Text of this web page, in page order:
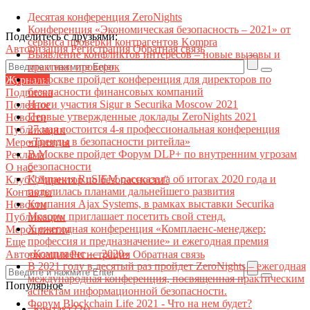
Поделитесь с друзьями:
АвторизацияРегистрацияОбратная связь
Журналы
Подписка
Полезное
Новости
Публикации
Мероприятия
Реклама
О нас
Клуб "Директор по безопасности"
Контакты
Новости
Публикации
Мероприятия
Еще
АвторизацияРегистрация Обратная связь
Популярное
Десятая конференция ZeroNights
Конференция «Экономическая безопасность – 2021» от
сервиса проверки контрагентов Kompra
Выявление конфликтов интересов – новые вызовы и
практики проверок
В Москве пройдет конференция для директоров по
безопасности финансовых компаний
Итоги участия Sigur в Securika Moscow 2021
Первые утвержденные доклады ZeroNights 2021
27 мая состоится 4-я профессиональная конференция
«Тренды в безопасности ритейла»
В Москве пройдет Форум DLP+ по внутренним угрозам
безопасности
Компания RuSIEM рассказала об итогах 2020 года и
поделилась планами дальнейшего развития
Компания Ajax Systems, в рамках выставки Securika
Moscow приглашает посетить свой стенд.
X ежегодная конференция «Комплаенс-менеджер:
профессия и предназначение» и ежегодная премия
«Комплаенс — 2020»
В 2021 году в десятый раз пройдет ZeroNights – ежегодная
международная конференция, посвященная практическим
аспектам информационной безопасности.
Форум Blockchain Life 2021 - Что на нем будет?